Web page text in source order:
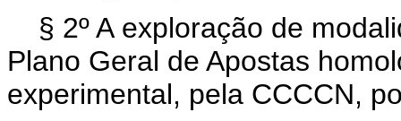
§ 2º A exploração de
Plano Geral de Apostas
experimental, pela CCCCN,